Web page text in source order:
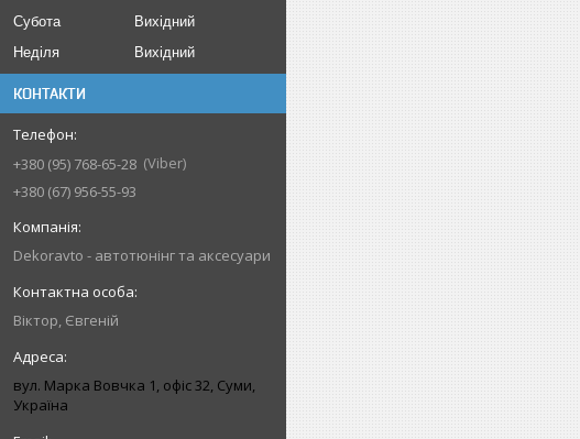
Субота
Вихідний
Неділя
Вихідний
КОНТАКТИ
+380 (95) 768-65-28 Viber
+380 (67) 956-55-93
Dekoravto - автотюнінг та аксесуари
Віктор, Євгеній
вул. Марка Вовчка 1, офіс 32, Суми,
Україна